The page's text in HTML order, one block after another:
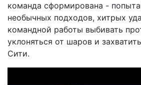
команда сформирована -
необычных подходов, хитрых
командной работы выбивать
уклоняться от шаров и
Сити.